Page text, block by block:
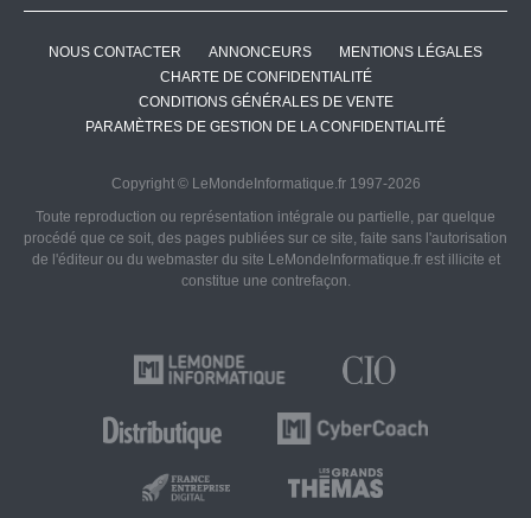
NOUS CONTACTER ANNONCEURS
MENTIONS LÉGALES
CHARTE DE CONFIDENTIALITÉ
CONDITIONS GÉNÉRALES DE VENTE
PARAMÈTRES DE GESTION DE LA CONFIDENTIALITÉ
Copyright © LeMondeInformatique.fr 1997-2026
Toute reproduction ou représentation intégrale ou partielle, par quelque
procédé que ce soit, des pages publiées sur ce site, faite sans l'autorisation
de l'éditeur ou du webmaster du site LeMondeInformatique.fr est illicite et
constitue une contrefaçon.